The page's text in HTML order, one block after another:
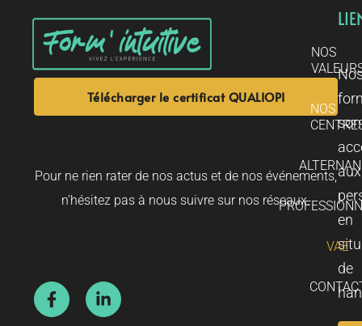
Télécharger le certificat QUALIOPI
Pour ne rien rater de nos actus et de nos événements,
n’hésitez pas à nous suivre sur nos réseaux.
NOS
NOS
VAE
aux
en
de